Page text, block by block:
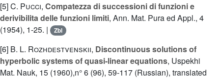
[5]C. Pucci, Compatezza di successioni di funzioni e
derivibilita delle funzioni limiti, Ann. Mat. Pura ed Appl., 4
(1954), 1-25. |
Zbl
[6] B. L. Rozhdestvenskii, Discontinuous solutions of
hyperbolic systems of quasi-linear equations, Uspekhi
Mat. Nauk, 15 (1960),n° 6 (96), 59-117 (Russian), translated